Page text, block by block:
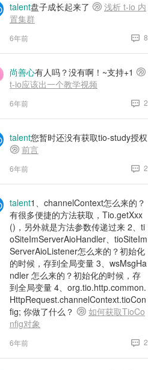
talent盘子成长起来了
浅析 t-io 内
置集群
6年前 8
尚善心有人吗？没有啊！~支持+1
t-io应该出一个教学视频
6年前 2
talent您暂时还没有获取tio-study授权
前言
6年前 2
talent1、channelContext怎么来的？
有很多便捷的方法获取，Tio.getXxx
()，另外就是方法参数传递过来 2、ti
oSiteImServerAioHandler、tioSiteIm
ServerAioListener怎么来的？初始化
的时候，存到全局变量 3、wsMsgHa
ndler 怎么来的？初始化的时候，存
到全局变量 4、org.tio.http.common.
HttpRequest.channelContext.tioCon
fig; 你做了什么？
如何获取TioCo
nfig对象
6年前 2